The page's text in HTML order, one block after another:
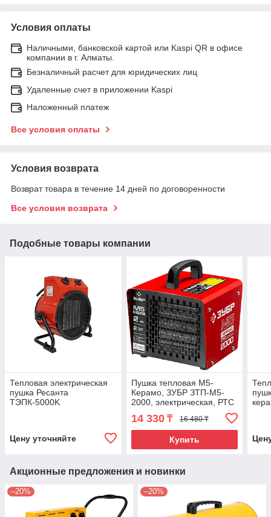
Условия оплаты
Наличными, банковской картой или Kaspi QR в офисе
компании в г. Алматы.
Безналичный расчет для юридических лиц
Удаленные счет в приложении Kaspi
Наложенный платеж
Все условия оплаты
Условия возврата
Возврат товара в течение 14 дней по договоренности
Все условия возврата
Подобные товары компании
Тепловая электрическая
пушка Ресанта
ТЭПК-5000K
Цену уточняйте
Пушка тепловая М5-
Керамо, ЗУБР ЗТП-М5-
2000, электрическая, РТС
керамический
нагревательный элемент,
14 330₸ 16 480 ₸
Купить
Акционные предложения и новинки
–20% –20%